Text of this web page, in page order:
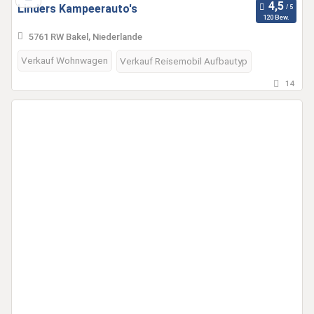
Linders Kampeerauto's
120 Bew.
5761 RW Bakel, Niederlande
Verkauf Wohnwagen Verkauf Reisemobil Aufbautyp
14